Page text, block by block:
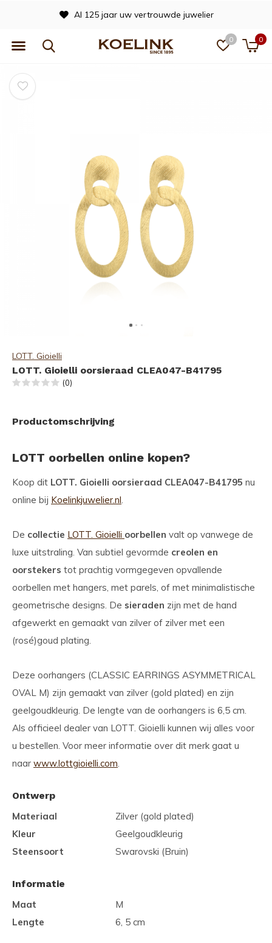
0 0
Al 125 jaar uw vertrouwde juwelier
LOTT. Gioielli
LOTT. Gioielli oorsieraad CLEA047-B41795
(0)
Productomschrijving
LOTT oorbellen online kopen?
Koop dit LOTT. Gioielli oorsieraad CLEA047-B41795 nu
online bij Koelinkjuwelier.nl.
De collectie LOTT. Gioielli oorbellen valt op vanwege de
luxe uitstraling. Van subtiel gevormde creolen en
oorstekers tot prachtig vormgegeven opvallende
oorbellen met hangers, met parels, of met minimalistische
geometrische designs. De sieraden zijn met de hand
afgewerkt en gemaakt van zilver of zilver met een
(rosé)goud plating.
Deze oorhangers (CLASSIC EARRINGS ASYMMETRICAL
OVAL M) zijn gemaakt van zilver (gold plated) en zijn
geelgoudkleurig. De lengte van de oorhangers is 6,5 cm.
Als officieel dealer van LOTT. Gioielli kunnen wij alles voor
u bestellen. Voor meer informatie over dit merk gaat u
naar www.lottgioielli.com.
Ontwerp
Materiaal
Zilver (gold plated)
Kleur
Geelgoudkleurig
Steensoort
Swarovski (Bruin)
Informatie
Maat
M
Lengte
6, 5 cm